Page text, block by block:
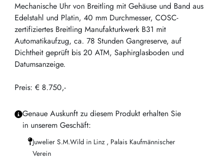
Mechanische Uhr von Breitling mit Gehäuse und Band aus
Edelstahl und Platin, 40 mm Durchmesser, COSC-
zertifiziertes Breitling Manufakturkwerk B31 mit
Automatikaufzug, ca. 78 Stunden Gangreserve, auf
Dichtheit geprüft bis 20 ATM, Saphirglasboden und
Datumsanzeige.
Preis: € 8.750,-
Genaue Auskunft zu diesem Produkt erhalten Sie
in unserem Geschäft:
Juwelier S.M.Wild in Linz , Palais Kaufmännischer
Verein